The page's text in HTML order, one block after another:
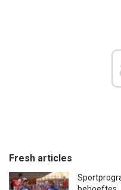
Fresh articles